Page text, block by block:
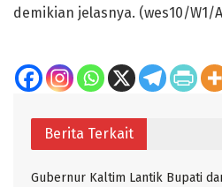
demikian jelasnya. (wes10/
Berita Terkait
Gubernur Kaltim Lantik Bupati